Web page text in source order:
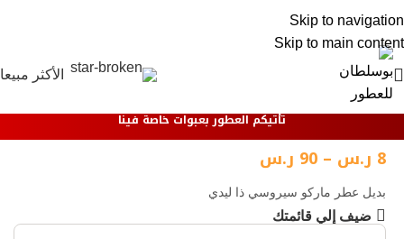
Skip to navigation
Skip to main content
الأكثر مبيعا
تأتيكم العطور بعبوات خاصة فينا
بديل عطر ماركو سيروسي ذا ليدي
8 ر.س –
90 ر.س
ضيف إلي قائمتك